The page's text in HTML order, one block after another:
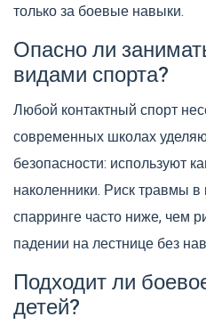
только за боевые навыки.
Опасно ли
видами спорта?
Любой контактный спорт
современных школах
безопасности: используют
наколенники. Риск травмы
спарринге часто ниже, чем
падении на лестнице без
Подходит ли
детей?